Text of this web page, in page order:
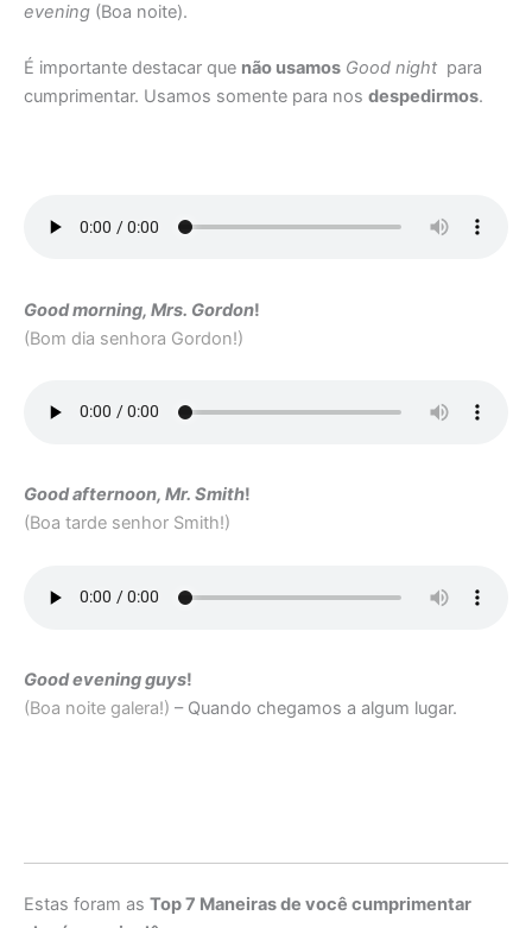
evening (Boa noite).
É importante destacar que não usamos Good night para
cumprimentar. Usamos somente para nos despedirmos.
Good morning, Mrs. Gordon!
(Bom dia senhora Gordon!)
Good afternoon, Mr. Smith!
(Boa tarde senhor Smith!)
Good evening guys!
(Boa noite galera!) – Quando chegamos a algum lugar.
Estas foram as Top 7 Maneiras de você cumprimentar